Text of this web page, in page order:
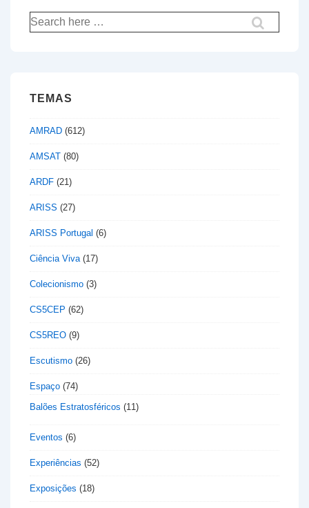
Pesquisar
por:
TEMAS
AMRAD (612)
AMSAT (80)
ARDF (21)
ARISS (27)
ARISS Portugal (6)
Ciência Viva(17)
Colecionismo (3)
CS5CEP (62)
CS5REO (9)
Escutismo (26)
Espaço (74)
Balões Estratosféricos (11)
Eventos (6)
Experiências (52)
Exposições (18)